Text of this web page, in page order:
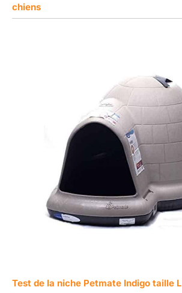
chiens
Test de la niche Petmate Indigo taille L